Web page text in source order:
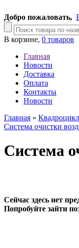
Добро пожаловать,
В корзине, 0 товаров
Главная
Новости
Доставка
Оплата
Контакты
Новости
Главная »
Система очистки
Система
Сейчас здесь нет
Попробуйте зайти